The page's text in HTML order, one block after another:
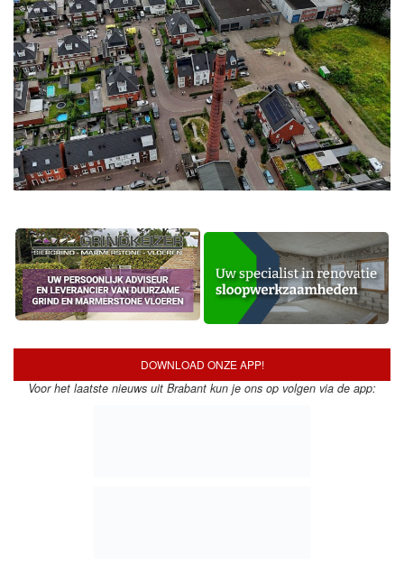
DOWNLOAD ONZE APP!
Voor het laatste nieuws uit Brabant kun je ons op volgen via de app: